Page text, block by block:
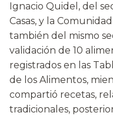
Ignacio Quidel, del
Casas, y la
también del mismo
validación de 10
registrados en las
de los Alimentos,
compartió recetas,
tradicionales,